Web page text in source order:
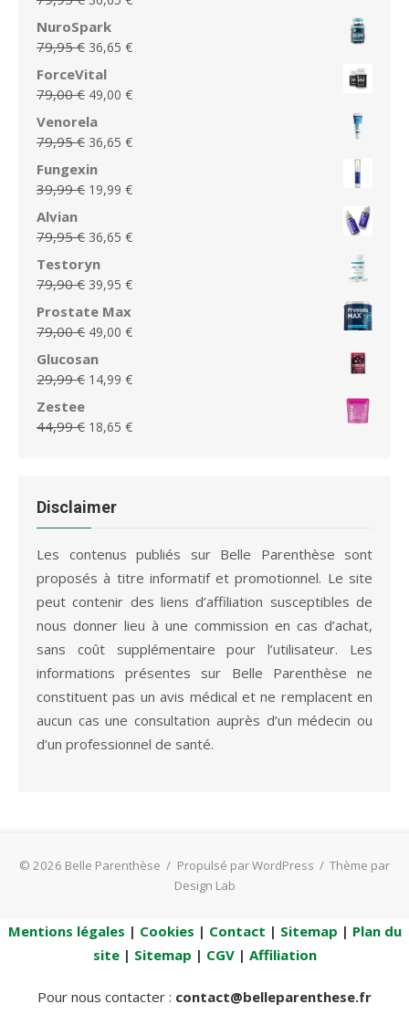
prix
initial
était :
79,95 €.
actuel
NuroSpark
79,95€ Le
prix
initial
était :
79,95 €.
36,65 €Le
actuel
ForceVital
79,00€ Le
prix
initial
était :
79,00 €.
49,00 €Le
actuel
Venorela
79,95€ Le
prix
initial
était :
36,65 €Le
actuel
Fungexin
39,99€ Le
initial
était :
39,99 €.
19,99 €Le
actuel
Alvian
79,95€ Le
initial
était :
79,95 €.
36,65 €Le
actuel
Testoryn
79,90€ Le
prix
initial
était :
79,90 €.
39,95 €Le
actuel
Prostate Max
79,00€ Le
initial
était :
49,00 €Le
actuel
Glucosan
29,99€ Le
initial
était :
14,99 €Le
actuel
Zestee
44,99€ Le
44,99 €.
18,65 €Le
Disclaimer
Les contenus publiés sur Belle Parenthèse sont
proposés à titre informatif et promotionnel. Le site
peut contenir des liens d’affiliation susceptibles de
nous donner lieu à une commission en cas d’achat,
sans coût supplémentaire pour l’utilisateur. Les
informations présentes sur Belle Parenthèse ne
constituent pas un avis médical et ne remplacent en
aucun cas une consultation auprès d’un médecin ou
d’un professionnel de santé.
© 2026 Belle Parenthèse / Propulsé par WordPress / Thème par
Design Lab
Mentions légales | Cookies | Contact | Sitemap | Plan du
site| Sitemap | CGV| Affiliation
Pour nous contacter : contact@belleparenthese.fr